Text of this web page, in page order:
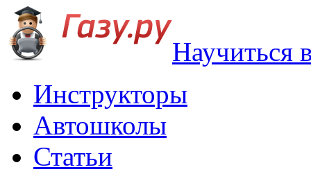
Научиться
Инструкторы
Автошколы
Статьи